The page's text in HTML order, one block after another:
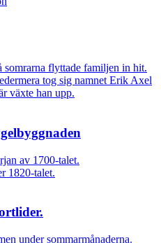
somrarna flyttade familjen in hit.
tog sig namnet Erik Axel
växte han upp.
av 1700-talet.
1820-talet.
under sommarmånaderna.